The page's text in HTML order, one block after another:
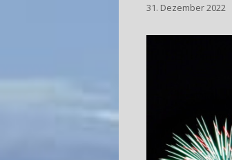
31. Dezember 2022